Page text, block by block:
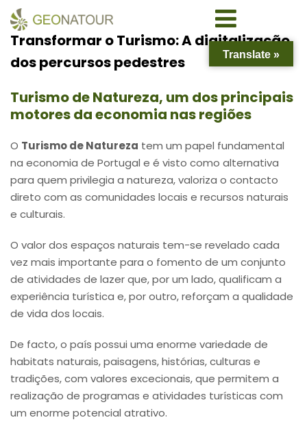
Transformar o Turismo: A digitalização
dos percursos pedestres
Turismo de Natureza, um dos principais
motores da economia nas regiões
O Turismo de Natureza tem um papel fundamental
na economia de Portugal e é visto como alternativa
para quem privilegia a natureza, valoriza o contacto
direto com as comunidades locais e recursos naturais
e culturais.
O valor dos espaços naturais tem-se revelado cada
vez mais importante para o fomento de um conjunto
de atividades de lazer que, por um lado, qualificam a
experiência turística e, por outro, reforçam a qualidade
de vida dos locais.
De facto, o país possui uma enorme variedade de
habitats naturais, paisagens, histórias, culturas e
tradições, com valores excecionais, que permitem a
realização de programas e atividades turísticas com
um enorme potencial atrativo.
Translate »